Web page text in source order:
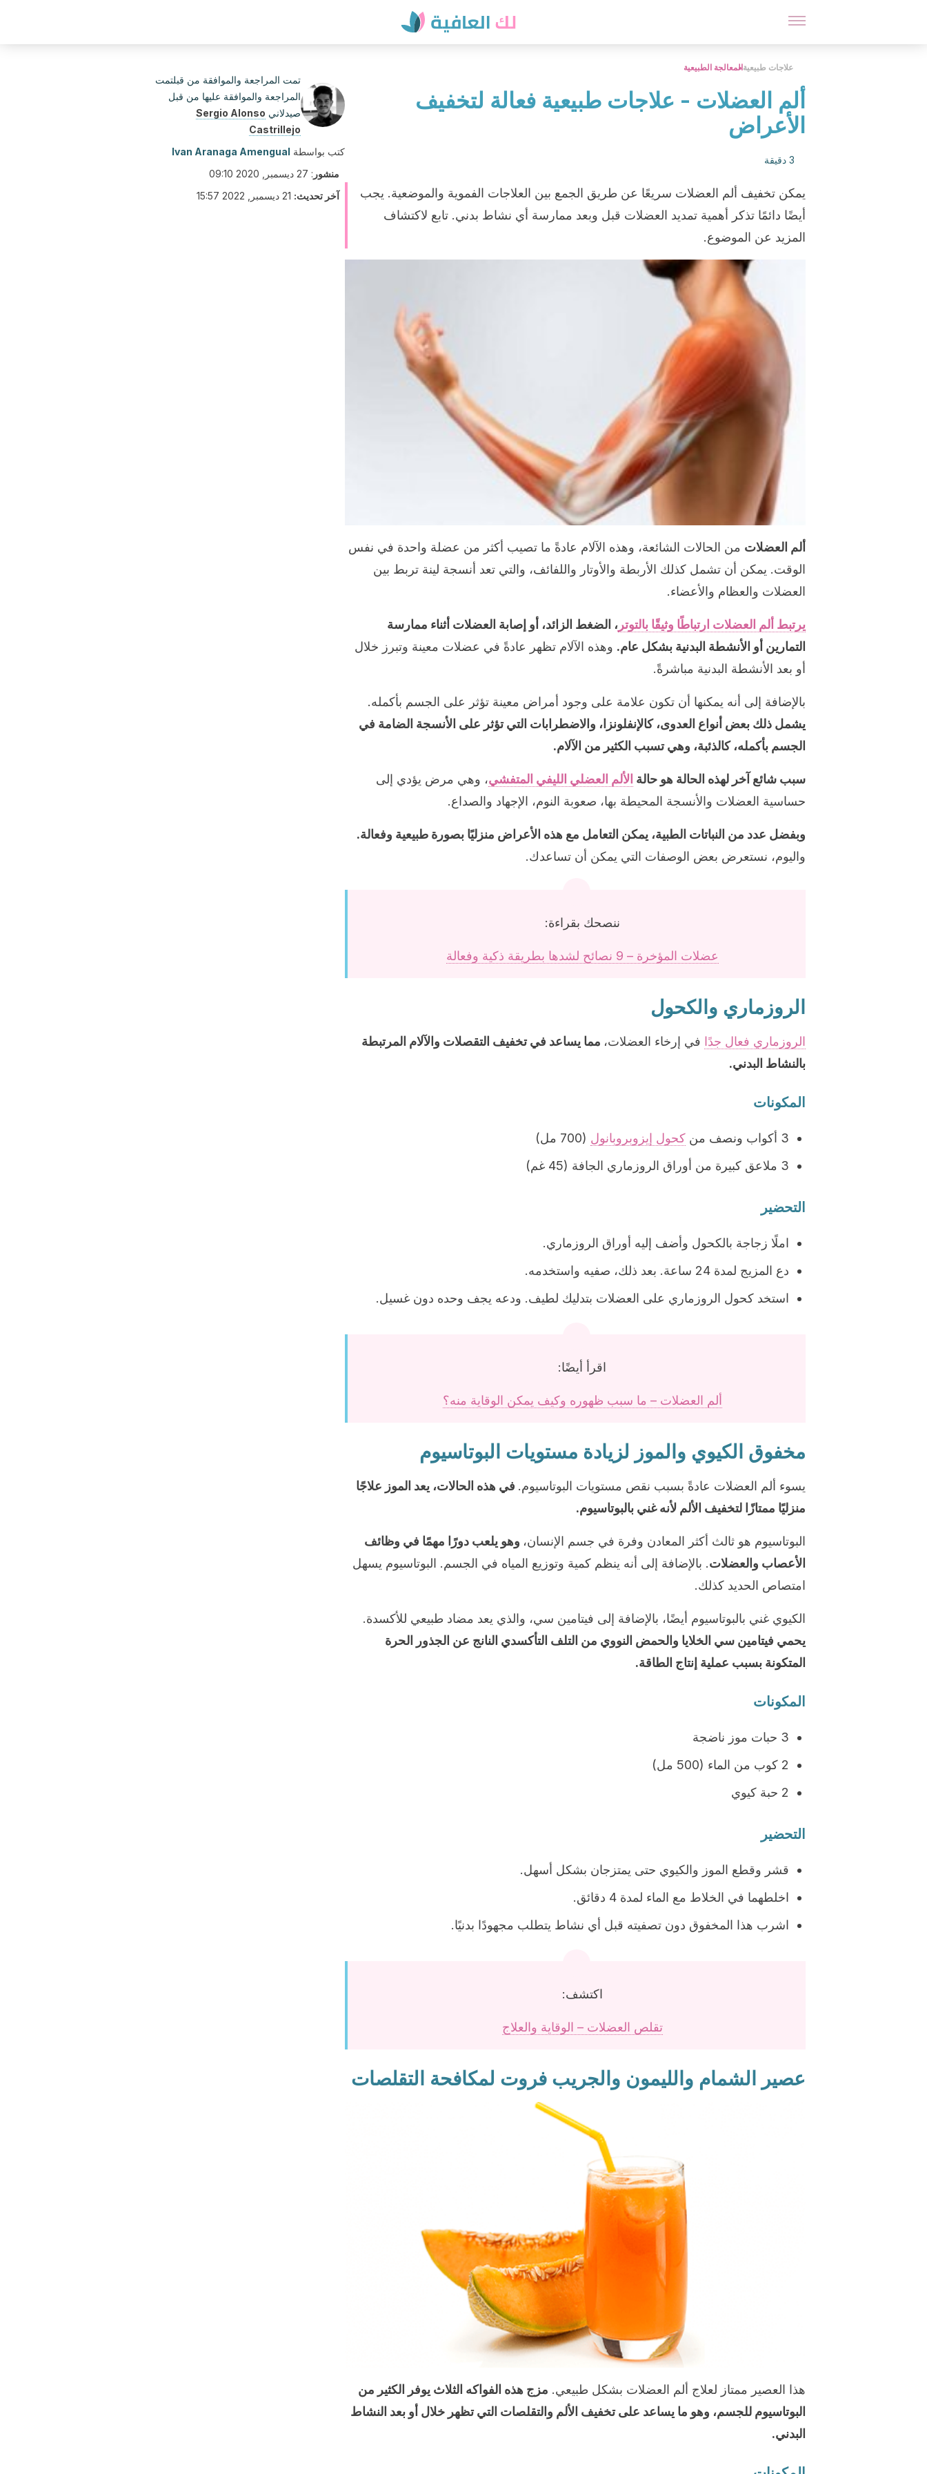
علاجات طبيعيةالمعالجة الطبيعية
ألم العضلات - علاجات طبيعية فعالة لتخفيف
الأعراض
3 دقيقة
يمكن تخفيف ألم العضلات سريعًا عن طريق الجمع بين العلاجات الفموية والموضعية. يجب
أيضًا دائمًا تذكر أهمية تمديد العضلات قبل وبعد ممارسة أي نشاط بدني. تابع لاكتشاف
المزيد عن الموضوع.
ألم العضلات من الحالات الشائعة، وهذه الآلام عادةً ما تصيب أكثر من عضلة واحدة في نفس
الوقت. يمكن أن تشمل كذلك الأربطة والأوتار واللفائف، والتي تعد أنسجة لينة تربط بين
العضلات والعظام والأعضاء.
يرتبط ألم العضلات ارتباطًا وثيقًا بالتوتر ، الضغط الزائد، أو إصابة العضلات أثناء ممارسة
التمارين أو الأنشطة البدنية بشكل عام. وهذه الآلام تظهر عادةً في عضلات معينة وتبرز خلال
أو بعد الأنشطة البدنية مباشرةً.
بالإضافة إلى أنه يمكنها أن تكون علامة على وجود أمراض معينة تؤثر على الجسم بأكمله.
يشمل ذلك بعض أنواع العدوى، كالإنفلونزا، والاضطرابات التي تؤثر على الأنسجة الضامة في
الجسم بأكمله، كالذئبة، وهي تسبب الكثير من الآلام.
سبب شائع آخر لهذه الحالة هو حالة الألم العضلي الليفي المتفشي، وهي مرض يؤدي إلى
حساسية العضلات والأنسجة المحيطة بها، صعوبة النوم، الإجهاد والصداع.
وبفضل عدد من النباتات الطبية، يمكن التعامل مع هذه الأعراض منزليًا بصورة طبيعية وفعالة.
واليوم، نستعرض بعض الوصفات التي يمكن أن تساعدك.
ننصحك بقراءة:
عضلات المؤخرة – 9 نصائح لشدها بطريقة ذكية وفعالة
الروزماري والكحول
الروزماري فعال جدًا في إرخاء العضلات، مما يساعد في تخفيف التقصلات والآلام المرتبطة
بالنشاط البدني.
المكونات
3 أكواب ونصف من كحول إيزوبروبانول (700 مل)
3 ملاعق كبيرة من أوراق الروزماري الجافة (45 غم)
التحضير
املًا زجاجة بالكحول وأضف إليه أوراق الروزماري.
دع المزيج لمدة 24 ساعة. بعد ذلك، صفيه واستخدمه.
استخد كحول الروزماري على العضلات بتدليك لطيف. ودعه يجف وحده دون غسيل.
اقرأ أيضًا:
ألم العضلات – ما سبب ظهوره وكيف يمكن الوقاية منه؟
مخفوق الكيوي والموز لزيادة مستويات البوتاسيوم
يسوء ألم العضلات عادةً بسبب نقص مستويات البوتاسيوم. في هذه الحالات، يعد الموز علاجًا
منزليًا ممتازًا لتخفيف الألم لأنه غني بالبوتاسيوم.
البوتاسيوم هو ثالث أكثر المعادن وفرة في جسم الإنسان، وهو يلعب دورًا مهمًا في وظائف
الأعصاب والعضلات. بالإضافة إلى أنه ينظم كمية وتوزيع المياه في الجسم. البوتاسيوم يسهل
امتصاص الحديد كذلك.
الكيوي غني بالبوتاسيوم أيضًا، بالإضافة إلى فيتامين سي، والذي يعد مضاد طبيعي للأكسدة.
يحمي فيتامين سي الخلايا والحمض النووي من التلف التأكسدي النانج عن الجذور الحرة
المتكونة بسبب عملية إنتاج الطاقة.
المكونات
3 حبات موز ناضجة
2 كوب من الماء (500 مل)
2 حبة كيوي
التحضير
قشر وقطع الموز والكيوي حتى يمتزجان بشكل أسهل.
اخلطهما في الخلاط مع الماء لمدة 4 دقائق.
اشرب هذا المخفوق دون تصفيته قبل أي نشاط يتطلب مجهودًا بدنيًا.
اكتشف:
تقلص العضلات – الوقاية والعلاج
عصير الشمام والليمون والجريب فروت لمكافحة التقلصات
هذا العصير ممتاز لعلاج ألم العضلات بشكل طبيعي. مزج هذه الفواكه الثلاث يوفر الكثير من
البوتاسيوم للجسم، وهو ما يساعد على تخفيف الألم والتقلصات التي تظهر خلال أو بعد النشاط
البدني.
تمت المراجعة والموافقة من قبلتمت
المراجعة والموافقة عليها من قبل
صيدلاني Sergio Alonso
Castrillejo
كتب بواسطة Ivan Aranaga Amengual
منشور : 27 ديسمبر, 2020 09:10
آخر تحديث: 21 ديسمبر, 2022 15:57